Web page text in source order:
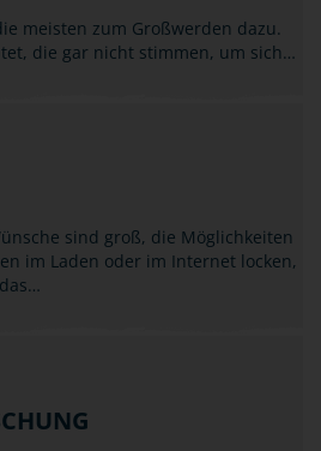
meisten zum Großwerden dazu.
die gar nicht stimmen, um sich…
sind groß, die Möglichkeiten
im Laden oder im Internet locken,